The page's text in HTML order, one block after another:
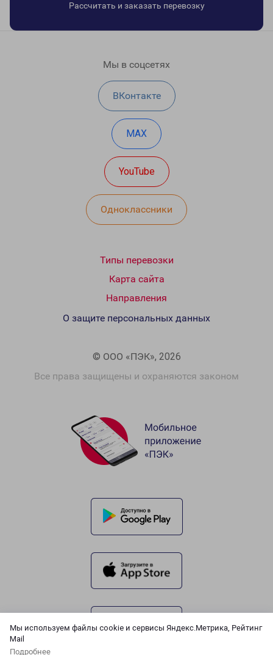
Мы используем файлы cookie и сервисы Яндекс.Метрика, Рейтинг
Mail
Подробнее
Рассчитать и заказать перевозку
Мы в соцсетях
ВКонтакте
MAX
YouTube
Одноклассники
Типы перевозки
Карта сайта
Направления
© ООО «ПЭК», 2026
Все права защищены и охраняются законом
О защите персональных данных